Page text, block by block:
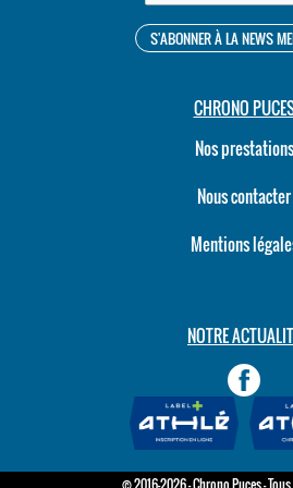
CHRONO
Nos prestations
Nous contacter
Mentions
NOTRE